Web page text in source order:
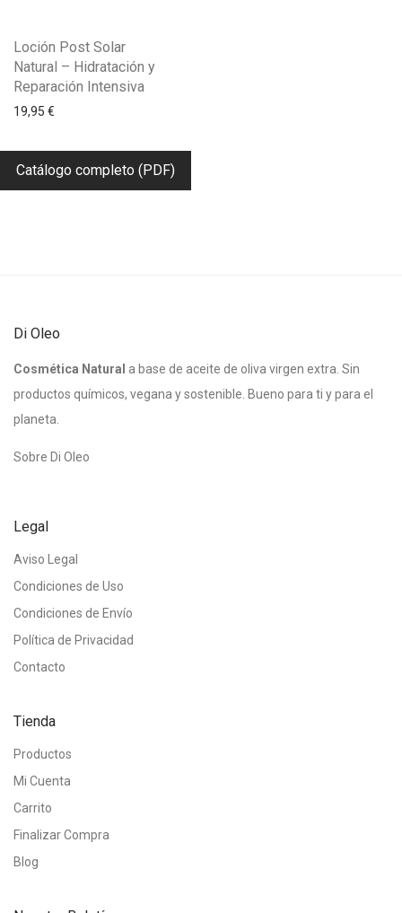
Loción Post Solar
Natural – Hidratación y
Reparación Intensiva
19,95 €
Catálogo completo (PDF)
Di Oleo
Cosmética Natural a base de aceite de oliva virgen extra. Sin
productos químicos, vegana y sostenible. Bueno para ti y para el
planeta.
Sobre Di Oleo
Legal
Aviso Legal
Condiciones de Uso
Condiciones de Envío
Política de Privacidad
Contacto
Tienda
Productos
Mi Cuenta
Carrito
Finalizar Compra
Blog